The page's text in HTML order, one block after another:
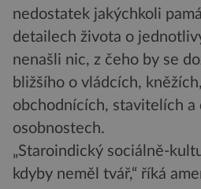
nedostatek jakýchkoli
detailech života o
nenašli nic, z čeho by se
bližšího o vládcích,
obchodnících, stavitelích a
osobnostech.
„Staroindický sociálně-
kdyby neměl tvář,“ říká